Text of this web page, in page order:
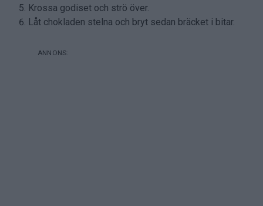
Krossa godiset och strö över.
Låt chokladen stelna och bryt sedan bräcket i bitar.